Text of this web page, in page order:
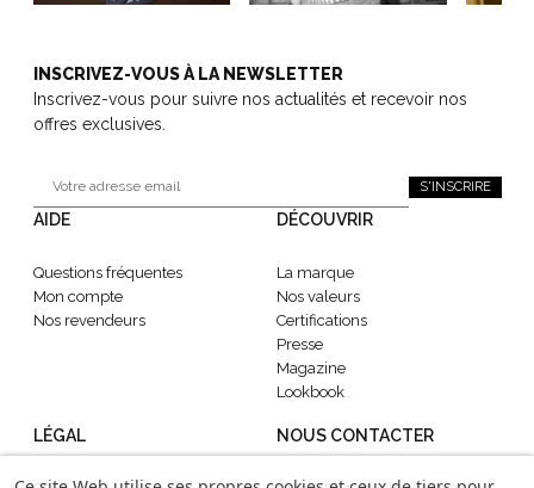
INSCRIVEZ-VOUS À LA NEWSLETTER
Inscrivez-vous pour suivre nos actualités et recevoir nos
offres exclusives.
S'INSCRIRE
AIDE
Questions fréquentes
Mon compte
Nos revendeurs
DÉCOUVRIR
La marque
Nos valeurs
Certifications
Presse
Magazine
Lookbook
LÉGAL NOUS CONTACTER